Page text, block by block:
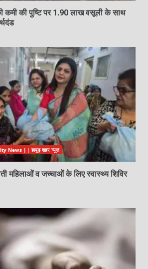
कमी की पुष्टि पर 1.90 लाख वसूली के साथ
News || हापुड़ शहर न्यूज़
महिलाओं व जच्चाओं के लिए स्वास्थ्य शिविर